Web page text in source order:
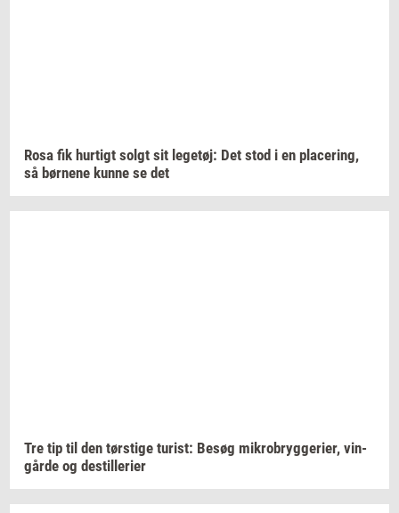
Rosa fik hur­tigt solgt sit le­ge­tøj: Det stod i en pla­ce­ring,
så bør­ne­ne kunne se det
Tre tip til den tørsti­ge turist: Besøg mi­kro­bryg­ge­ri­er, vin­
går­de og destil­le­ri­er